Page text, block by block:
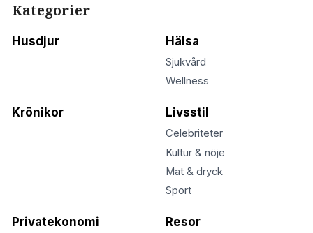
Kategorier
Husdjur Hälsa
Sjukvård
Wellness
Krönikor Livsstil
Celebriteter
Kultur & nöje
Mat & dryck
Sport
Privatekonomi Resor